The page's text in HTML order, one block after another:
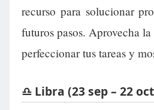
recurso para solucionar
futuros pasos. Aprovecha
perfeccionar tus tareas y
♎ Libra (23 sep – 22